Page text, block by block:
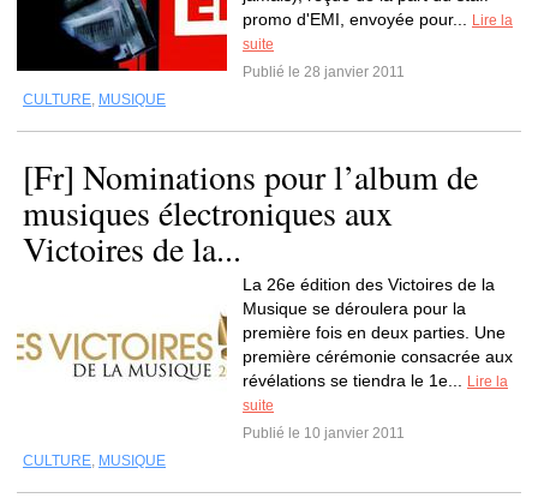
promo d'EMI, envoyée pour...
Lire la
suite
Publié le 28 janvier 2011
CULTURE, MUSIQUE
[Fr] Nominations pour l’album de
musiques électroniques aux
Victoires de la...
La 26e édition des Victoires de la
Musique se déroulera pour la
première fois en deux parties. Une
première cérémonie consacrée aux
révélations se tiendra le 1e...
Lire la
suite
Publié le 10 janvier 2011
CULTURE, MUSIQUE